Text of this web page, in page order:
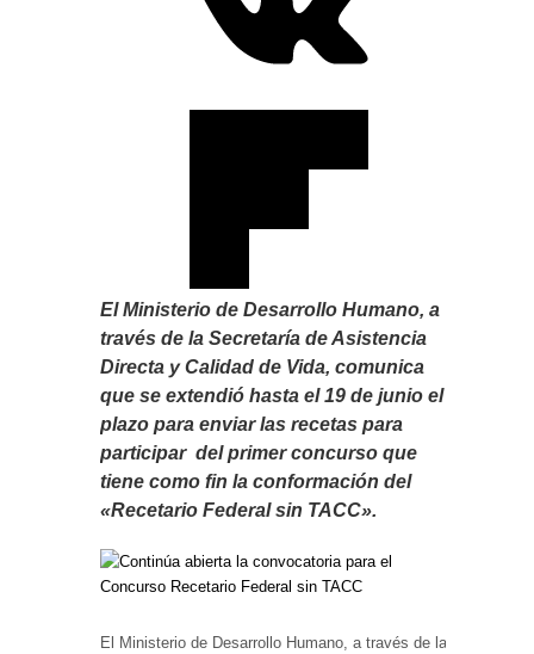
El Ministerio de Desarrollo Humano, a
través de la Secretaría de Asistencia
Directa y Calidad de Vida, comunica
que se extendió hasta el 19 de junio el
plazo para enviar las recetas para
participar del primer concurso que
tiene como fin la conformación del
«Recetario Federal sin TACC».
El Ministerio de Desarrollo Humano, a través de la